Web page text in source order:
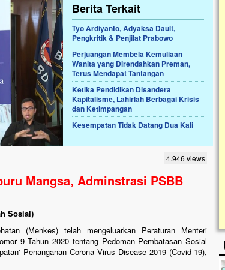
Berita Terkait
Tyo Ardiyanto, Adyaksa Dault,
Pengkritik & Penjilat Prabowo
Perjuangan Membela Kemuliaan
Wanita yang Direndahkan Preman,
Terus Mendapat Tantangan
Ketika Pendidikan Disandera
Kapitalisme, Lahirlah Berbagai Krisis
dan Ketimpangan
Kesempatan Tidak Datang Dua Kali
4.946 views
Mangsa, Adminstrasi PSBB
Sosial)
(Menkes) telah mengeluarkan Peraturan Menteri
9 Tahun 2020 tentang Pedoman Pembatasan Sosial
Penanganan Corona Virus Disease 2019 (Covid-19),
Ayo Ulurkan
dukungan
di Gaza demi
situasi
dengan
Open Donasi Wakaf Pembangunan
Rumah Qur'an & TK Islam Terpadu An
Najjah di Jonggol
Saat ini, Ulurtangan bersama Yayasan An
Najjahtul Islam Jonggol sedang merintis
pembangunan Rumah Qur’an dan Taman Kanak-
kanak Islam Terpadu (TKIT) An Najjah dan
Gedung Majelis Taklim di Jonggol,...